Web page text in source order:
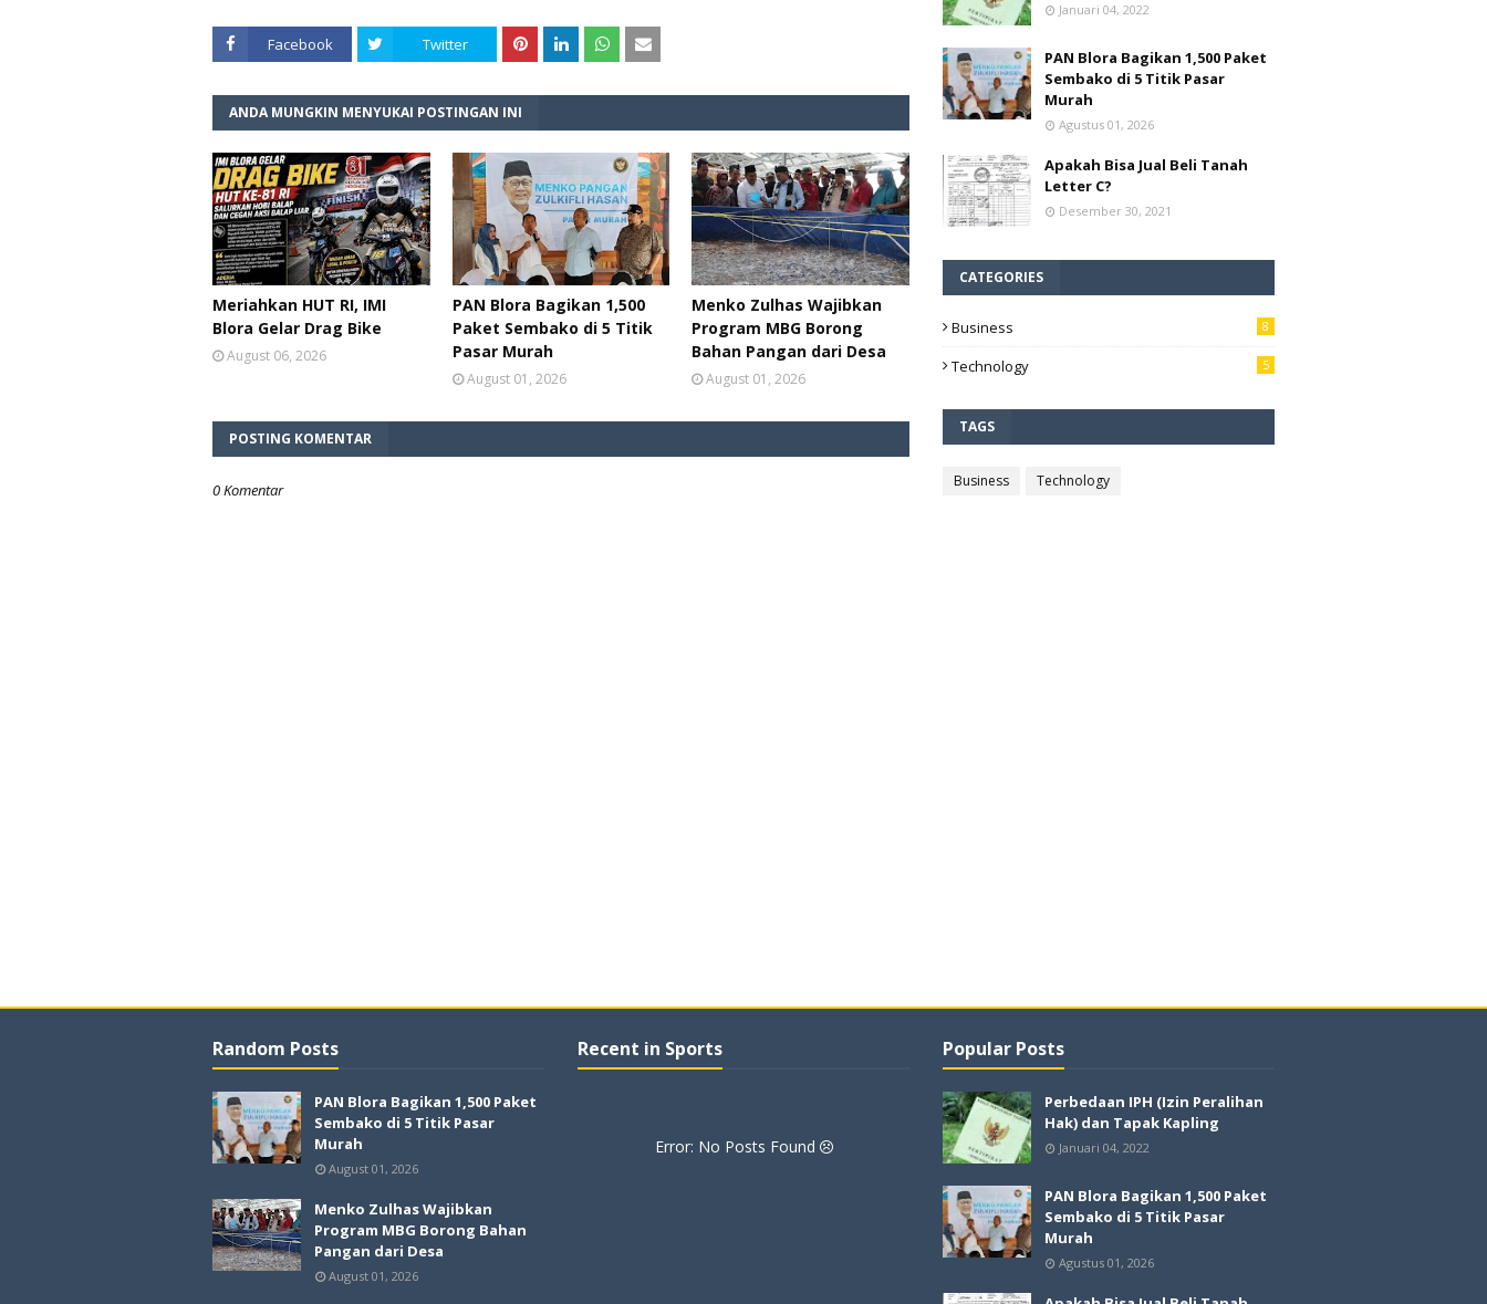
Facebook Twitter
ANDA MUNGKIN MENYUKAI POSTINGAN INI
Meriahkan HUT RI, IMI
Blora Gelar Drag Bike
August 06, 2026
PAN Blora Bagikan 1,500
Paket Sembako di 5 Titik
Pasar Murah
August 01, 2026
Menko Zulhas Wajibkan
Program MBG Borong
Bahan Pangan dari Desa
August 01, 2026
POSTING KOMENTAR
0 Komentar
Januari 04, 2022
PAN Blora Bagikan 1,500 Paket
Sembako di 5 Titik Pasar
Murah
Agustus 01, 2026
Apakah Bisa Jual Beli Tanah
Letter C?
Desember 30, 2021
CATEGORIES
Business 8
Technology 5
TAGS
Business Technology
Random Posts
PAN Blora Bagikan 1,500 Paket
Sembako di 5 Titik Pasar
Murah
August 01, 2026
Menko Zulhas Wajibkan
Program MBG Borong Bahan
Pangan dari Desa
August 01, 2026
Recent in Sports
Error: No Posts Found
Popular Posts
Perbedaan IPH (Izin Peralihan
Hak) dan Tapak Kapling
Januari 04, 2022
PAN Blora Bagikan 1,500 Paket
Sembako di 5 Titik Pasar
Murah
Agustus 01, 2026